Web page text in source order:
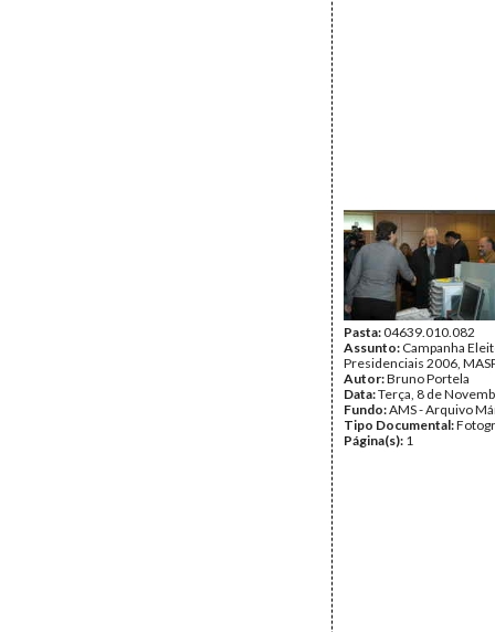
Pasta:04639.010.082
Assunto: Campanha
Presidenciais 2006,
Autor:Bruno Portela
Data:Terça, 8 de
Fundo:AMS - Arquivo
Tipo Documental:
Página(s): 1